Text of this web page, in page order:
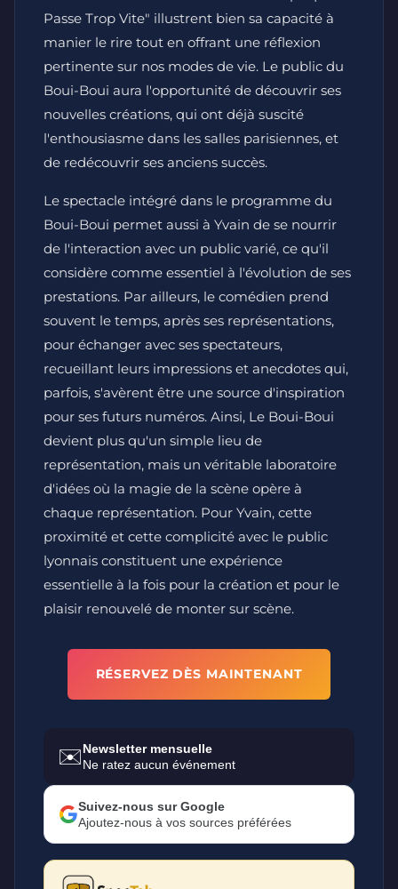
Passe Trop Vite" illustrent bien sa capacité à
manier le rire tout en offrant une réflexion
pertinente sur nos modes de vie. Le public du
Boui-Boui aura l'opportunité de découvrir ses
nouvelles créations, qui ont déjà suscité
l'enthousiasme dans les salles parisiennes, et
de redécouvrir ses anciens succès.
Le spectacle intégré dans le programme du
Boui-Boui permet aussi à Yvain de se nourrir
de l'interaction avec un public varié, ce qu'il
considère comme essentiel à l'évolution de ses
prestations. Par ailleurs, le comédien prend
souvent le temps, après ses représentations,
pour échanger avec ses spectateurs,
recueillant leurs impressions et anecdotes qui,
parfois, s'avèrent être une source d'inspiration
pour ses futurs numéros. Ainsi, Le Boui-Boui
devient plus qu'un simple lieu de
représentation, mais un véritable laboratoire
d'idées où la magie de la scène opère à
chaque représentation. Pour Yvain, cette
proximité et cette complicité avec le public
lyonnais constituent une expérience
essentielle à la fois pour la création et pour le
plaisir renouvelé de monter sur scène.
RÉSERVEZ DÈS MAINTENANT
✉️Newsletter mensuelle
Ne ratez aucun événement
Suivez-nous sur Google
Ajoutez-nous à vos sources préférées